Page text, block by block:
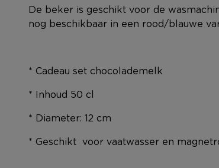
De beker is geschikt voor de
nog beschikbaar in een rood/blauwe
* Cadeau set chocolademelk
* Inhoud 50 cl
* Diameter: 12 cm
* Geschikt voor vaatwasser en